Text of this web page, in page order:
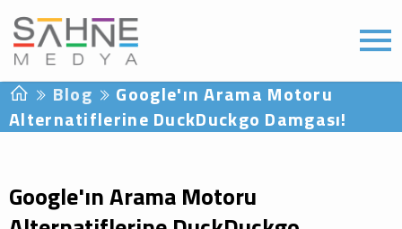
Blog
Google'ın Arama Motoru
Alternatiflerine DuckDuckgo Damgası!
Google'ın Arama Motoru